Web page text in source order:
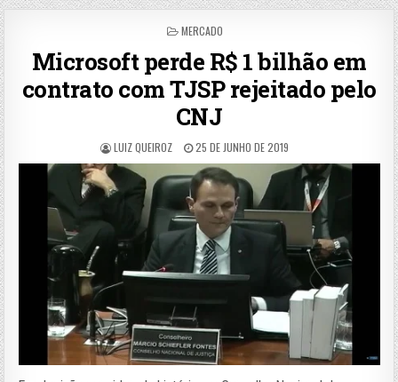
POSTED
MERCADO
Microsoft perde R$ 1 bilhão em
contrato com TJSP rejeitado pelo
CNJ
LUIZ QUEIROZ 25 DE JUNHO DE 2019